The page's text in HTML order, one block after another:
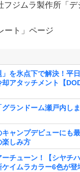
フジムラ製作所「デ
ート」ページ
を氷点下で解決！平
アタッチメント【
ランドーム瀬戸内し
ャンプデビューにも
楽しみ方
チューン！【シヤチ
イムラカラー6色が登